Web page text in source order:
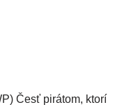
Česť pirátom, ktorí